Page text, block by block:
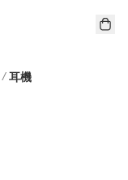
/ 耳機